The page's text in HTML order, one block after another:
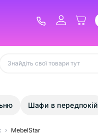
Шафи в передпокій
MebelStar